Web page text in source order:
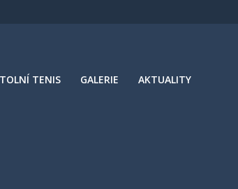
TENIS GALERIE AKTUALITY